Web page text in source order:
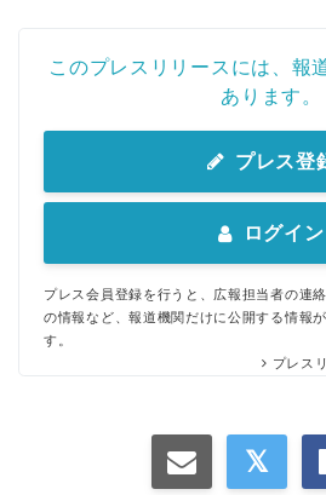
このプレスリリースには、報
あります。
プレス登
ログイン
プレス会員登録を行うと、広報担当者の連
の情報など、報道機関だけに公開する情報
す。
プレス